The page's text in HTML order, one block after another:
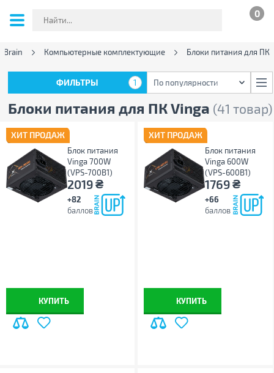
0
Brain Компьютерные комплектующие Блоки питания для ПК
Блоки питания для ПК Vinga (41 товар)
ФИЛЬТРЫ 1 По популярности
ХИТ ПРОДАЖ
Блок питания
Vinga 700W
(VPS-700B1)
2019₴
+82
баллов
КУПИТЬ
ХИТ ПРОДАЖ
Блок питания
Vinga 600W
(VPS-600B1)
1769₴
+66
баллов
КУПИТЬ
ФИЛЬТРЫ 1 По популярности